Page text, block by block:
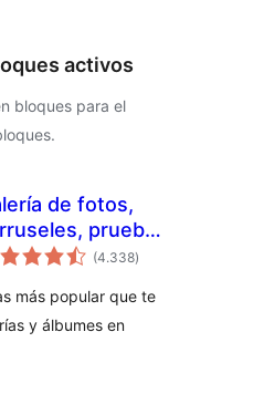
activos
bloques para el
de fotos,
pruebas
– NextGEN
(4.338valoraciones
en
)
más popular que te
y álbumes en